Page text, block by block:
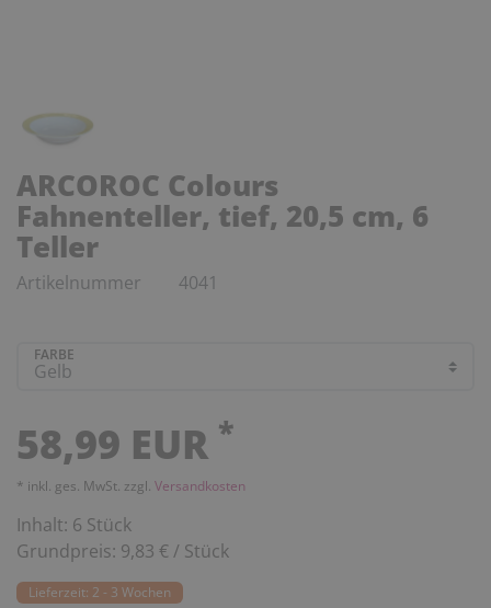
ARCOROC Colours
Fahnenteller, tief, 20,5 cm, 6
Teller
Artikelnummer 4041
FARBE
58,99 EUR *
* inkl. ges. MwSt. zzgl. Versandkosten
Inhalt: 6 Stück
Grundpreis: 9,83 € / Stück
Lieferzeit: 2 - 3 Wochen